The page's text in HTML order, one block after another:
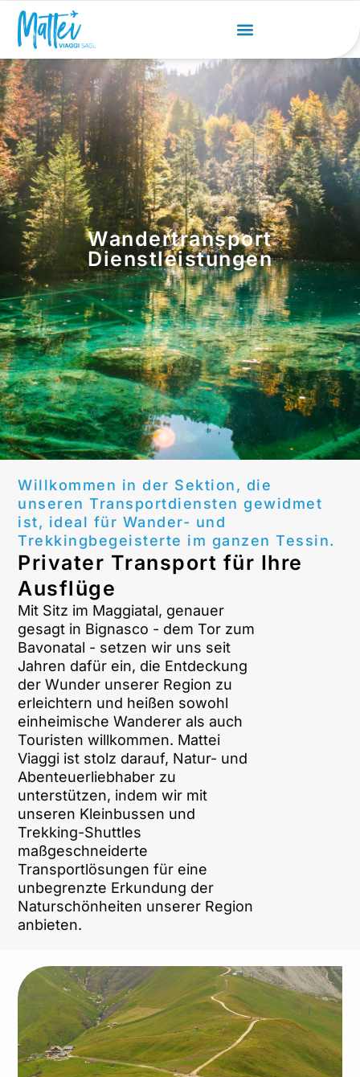
Wandertransport
Dienstleistungen
Willkommen in der Sektion, die
unseren Transportdiensten gewidmet
ist, ideal für Wander- und
Trekkingbegeisterte im ganzen Tessin.
Privater Transport für Ihre
Ausflüge
Mit Sitz im Maggiatal, genauer
gesagt in Bignasco - dem Tor zum
Bavonatal - setzen wir uns seit
Jahren dafür ein, die Entdeckung
der Wunder unserer Region zu
erleichtern und heißen sowohl
einheimische Wanderer als auch
Touristen willkommen. Mattei
Viaggi ist stolz darauf, Natur- und
Abenteuerliebhaber zu
unterstützen, indem wir mit
unseren Kleinbussen und
Trekking-Shuttles
maßgeschneiderte
Transportlösungen für eine
unbegrenzte Erkundung der
Naturschönheiten unserer Region
anbieten.